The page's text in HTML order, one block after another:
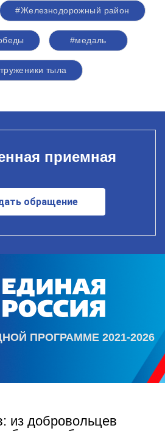
#Железнодорожный район
#медаль
тыла
приемная
обращение
ПРОГРАММЕ 2021-2026
из добровольцев